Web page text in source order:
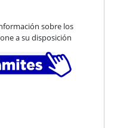
sobre los
a su disposición